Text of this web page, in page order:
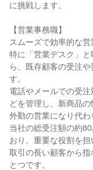
に挑戦します。
【営業事務職】
スムーズで効率的な営
特に「営業デスク」
ら、既存顧客の受注
す。
電話やメールでの受
どを管理し、新商品の
外勤の営業になり代わ
当社の総受注額の約
おり、重要な役割を担
取引の長い顧客から
とつです。